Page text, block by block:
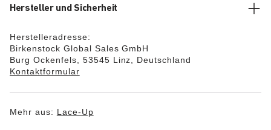
Hersteller und Sicherheit
Herstelleradresse:
Birkenstock Global Sales GmbH
Burg Ockenfels, 53545 Linz, Deutschland
Kontaktformular
Mehr aus: Lace-Up